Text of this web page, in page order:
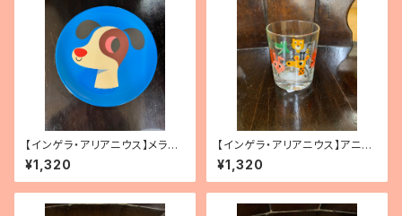
【インゲラ・アリアニウス】メラミ
ンプレート（イヌ・ブルー）
¥1,320
【インゲラ・アリアニウス】アニマ
ルグラス
¥1,320